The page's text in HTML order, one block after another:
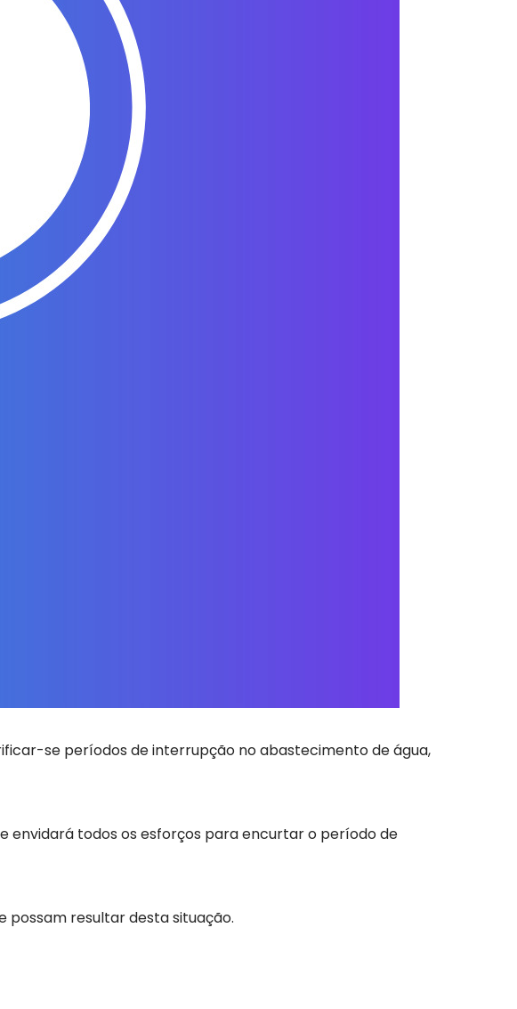
se períodos de interrupção no abastecimento de água,
envidará todos os esforços para encurtar o período de
possam resultar desta situação.